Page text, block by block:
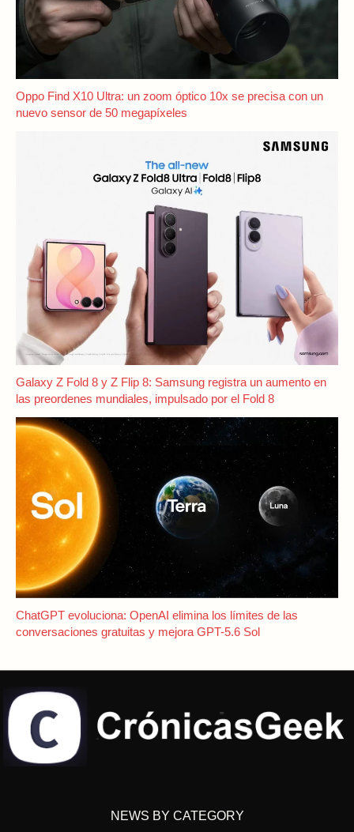
Oppo Find X10 Ultra: un zoom óptico 10x se precisa con un
nuevo sensor de 50 megapíxeles
Galaxy Z Fold 8 y Z Flip 8: Samsung registra un aumento en
las preordenes mundiales, impulsado por el Fold 8
ChatGPT evoluciona: OpenAI elimina los límites de las
conversaciones gratuitas y mejora GPT-5.6 Sol
NEWS BY CATEGORY